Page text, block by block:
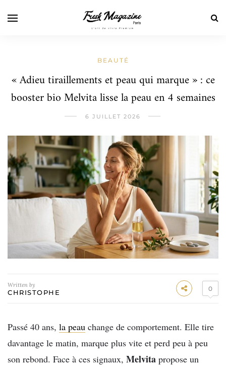
BEAUTÉ
« Adieu tiraillements et peau qui marque » : ce
booster bio Melvita lisse la peau en 4 semaines
6 JUILLET 2026
Written by
CHRISTOPHE 0
Passé 40 ans, la peau change de comportement. Elle tire
davantage le matin, marque plus vite et perd peu à peu
son rebond. Face à ces signaux, Melvita propose un